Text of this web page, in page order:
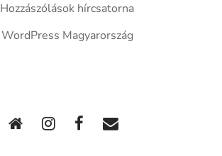
Hozzászólások hírcsatorna
WordPress Magyarország